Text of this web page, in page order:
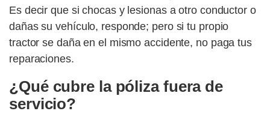
Es decir que si chocas y lesionas a otro conductor o
dañas su vehículo, responde; pero si tu propio
tractor se daña en el mismo accidente, no paga tus
reparaciones.
¿Qué cubre la póliza fuera de
servicio?